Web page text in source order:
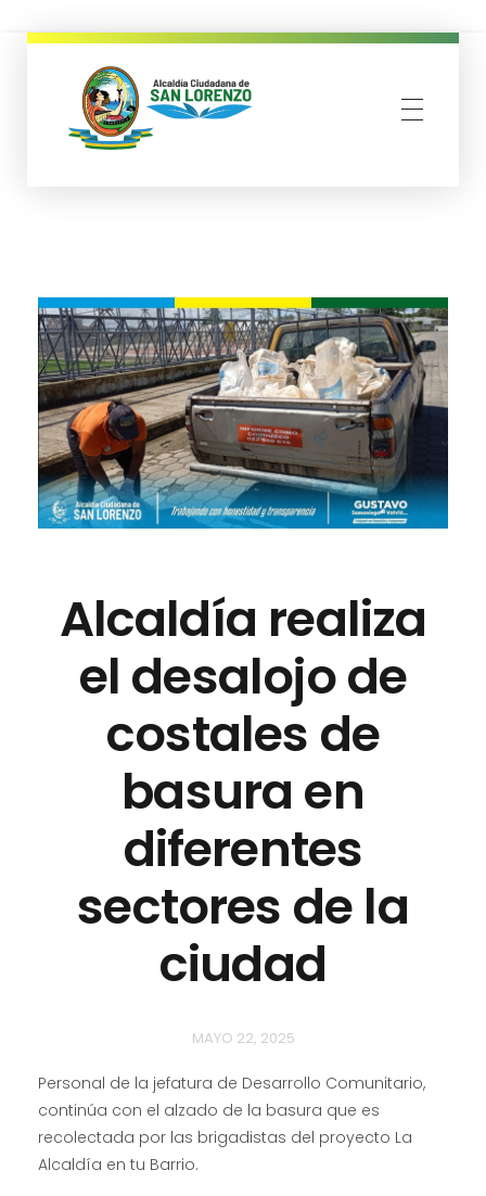
Alcaldía realiza
el desalojo de
costales de
basura en
diferentes
sectores de la
ciudad
MAYO 22, 2025
Personal de la jefatura de Desarrollo Comunitario,
continúa con el alzado de la basura que es
recolectada por las brigadistas del proyecto La
Alcaldía en tu Barrio.